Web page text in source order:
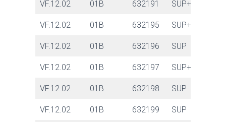
VF.12.02 01B 632191 SUP+
VF.12.02 01B 632195 SUP+
VF.12.02 01B 632196 SUP
VF.12.02 01B 632197 SUP+
VF.12.02 01B 632198 SUP
VF.12.02 01B 632199 SUP